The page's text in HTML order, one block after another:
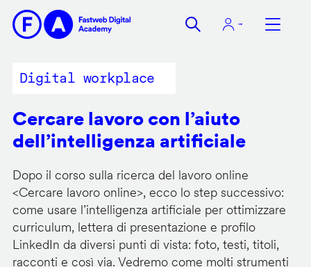
contenuto
Digital workplace
Cercare lavoro con l’aiuto
dell’intelligenza artificiale
Dopo il corso sulla ricerca del lavoro online
<Cercare lavoro online>, ecco lo step successivo:
come usare l’intelligenza artificiale per ottimizzare
curriculum, lettera di presentazione e profilo
LinkedIn da diversi punti di vista: foto, testi, titoli,
racconti e così via. Vedremo come molti strumenti